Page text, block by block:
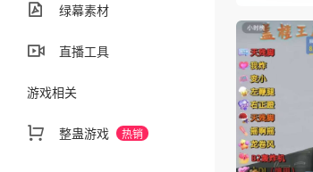
绿幕素材
直播工具
游戏相关
整蛊游戏 热销